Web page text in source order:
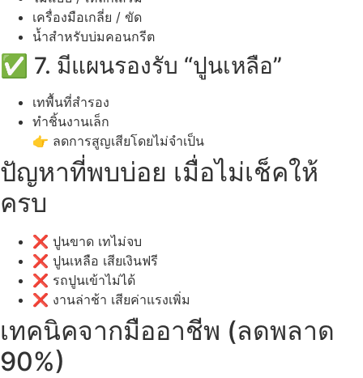
เครื่องมือเกลี่ย / ขัด
น้ำสำหรับบ่มคอนกรีต
✅ 7. มีแผนรองรับ “ปูนเหลือ”
เทพื้นที่สำรอง
ทำชิ้นงานเล็ก
👉 ลดการสูญเสียโดยไม่จำเป็น
ปัญหาที่พบบ่อย เมื่อไม่เช็คให้
ครบ
❌ ปูนขาด เทไม่จบ
❌ ปูนเหลือ เสียเงินฟรี
❌ รถปูนเข้าไม่ได้
❌ งานล่าช้า เสียค่าแรงเพิ่ม
เทคนิคจากมืออาชีพ (ลดพลาด
90%)